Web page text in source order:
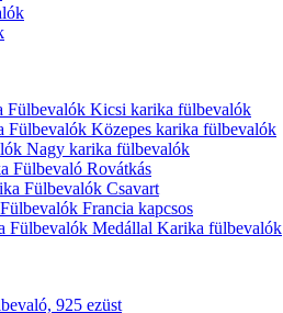
Kicsi karika fülbevalók
Közepes karika fülbevalók
Nagy karika fülbevalók
Rovátkás
Csavart
Francia kapcsos
Karika fülbevalók
925 ezüst